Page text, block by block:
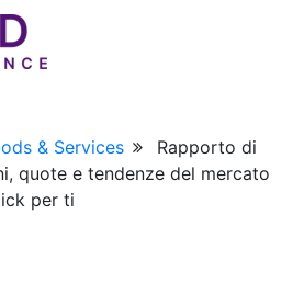
& Services
Rapporto di
quote e tendenze del mercato
per ti